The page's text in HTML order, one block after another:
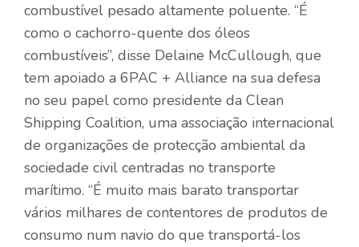
combustível pesado altamente poluente. “É
como o cachorro-quente dos óleos
combustíveis”, disse Delaine McCullough, que
tem apoiado a 6PAC + Alliance na sua defesa
no seu papel como presidente da Clean
Shipping Coalition, uma associação internacional
de organizações de protecção ambiental da
sociedade civil centradas no transporte
marítimo. “É muito mais barato transportar
vários milhares de contentores de produtos de
consumo num navio do que transportá-los